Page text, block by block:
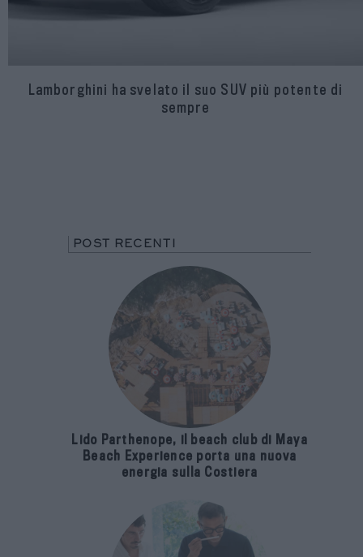
Lamborghini ha svelato il suo SUV più potente di
sempre
POST RECENTI
Lido Parthenope, il beach club di Maya
Beach Experience porta una nuova
energia sulla Costiera